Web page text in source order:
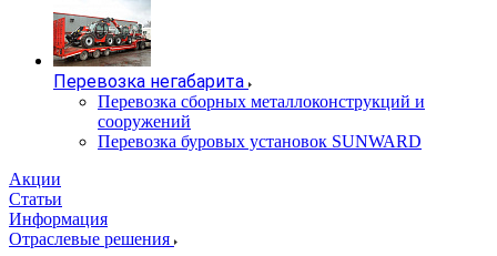
Перевозка негабарита
Перевозка сборных металлоконструкций и
сооружений
Перевозка буровых установок SUNWARD
Акции
Статьи
Информация
Отраслевые решения